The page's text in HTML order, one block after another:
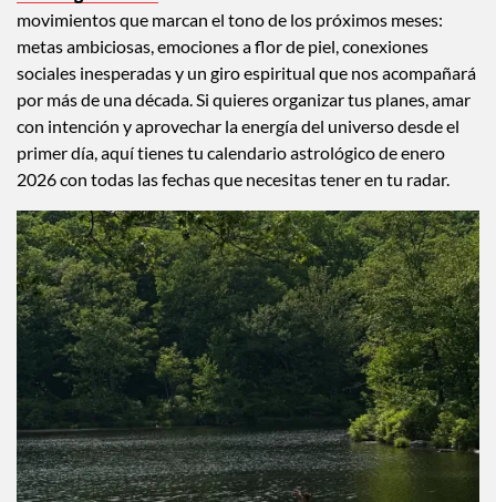
¡Nuevo año, nuevas vibras cósmicas! Lasfechas
astrológicas 2026comienzan con un enero lleno de
movimientos que marcan el tono de los próximos meses:
metas ambiciosas, emociones a flor de piel, conexiones
sociales inesperadas y un giro espiritual que nos acompañará
por más de una década. Si quieres organizar tus planes, amar
con intención y aprovechar la energía del universo desde el
primer día, aquí tienes tu calendario astrológico de enero
2026 con todas las fechas que necesitas tener en tu radar.